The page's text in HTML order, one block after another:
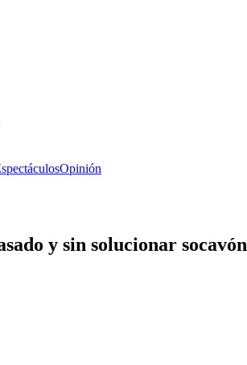
Opinión
y sin solucionar socavón